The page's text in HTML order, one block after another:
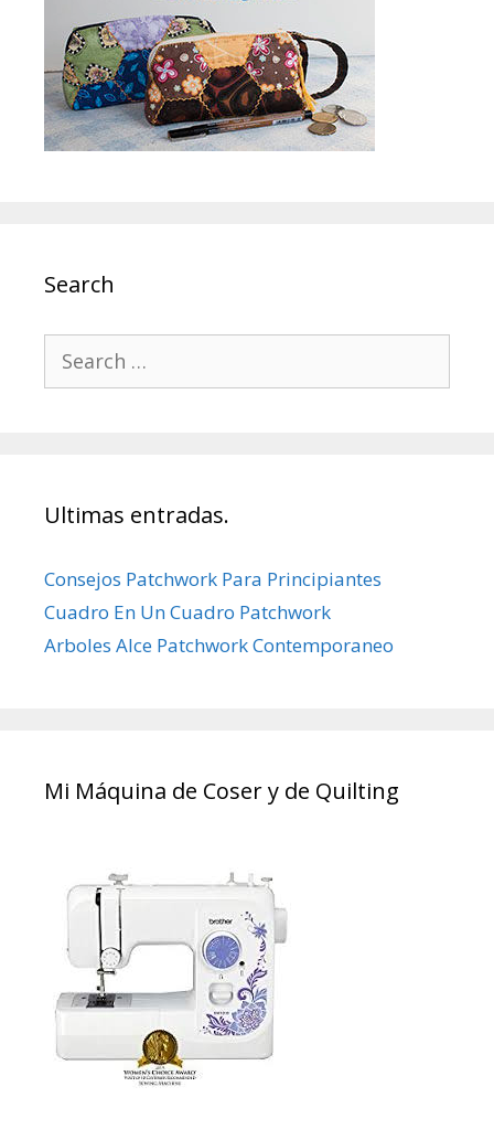
Search
for:
Ultimas entradas.
Consejos Patchwork Para Principiantes
Cuadro En Un Cuadro Patchwork
Arboles Alce Patchwork Contemporaneo
Mi Máquina de Coser y de Quilting